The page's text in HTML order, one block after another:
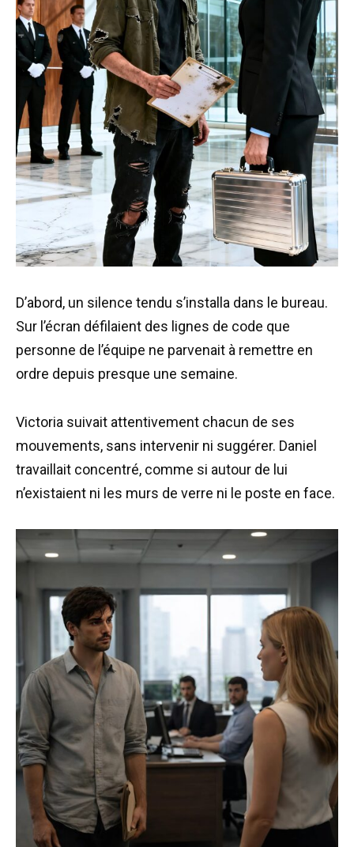
D’abord, un silence tendu s’installa dans le bureau.
Sur l’écran défilaient des lignes de code que
personne de l’équipe ne parvenait à remettre en
ordre depuis presque une semaine.
Victoria suivait attentivement chacun de ses
mouvements, sans intervenir ni suggérer. Daniel
travaillait concentré, comme si autour de lui
n’existaient ni les murs de verre ni le poste en face.